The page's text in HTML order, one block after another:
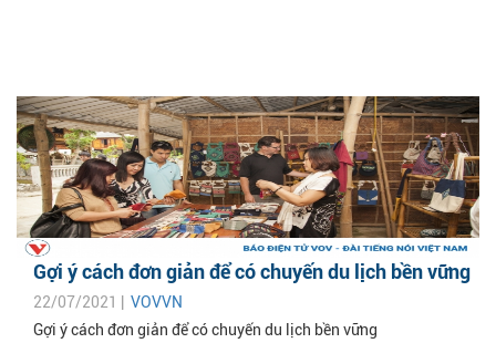
Gợi ý cách đơn giản để có chuyến du lịch bền vững
22/07/2021 | VOVVN
Gợi ý cách đơn giản để có chuyến du lịch bền vững